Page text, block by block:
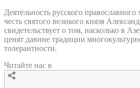
Деятельность русского
честь святого великого князя
свидетельствует о том, насколько в
ценят давние традиции
толерантности.
Читайте нас в